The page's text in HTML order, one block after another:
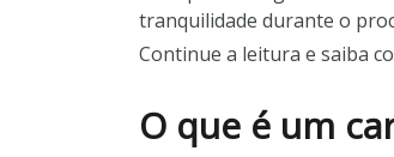
tranquilidade durante o
Continue a leitura e saiba
O que é um